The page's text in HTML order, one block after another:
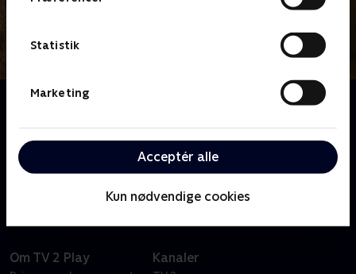
Statistik
Marketing
Acceptér alle
Kun nødvendige cookies
Om Law & Order
uskyld arbejder betjente og anklagere i New York for
at løse forbrydelser og dømme lovovertrædere med
livet på spil.
Om TV 2 Play Kanaler